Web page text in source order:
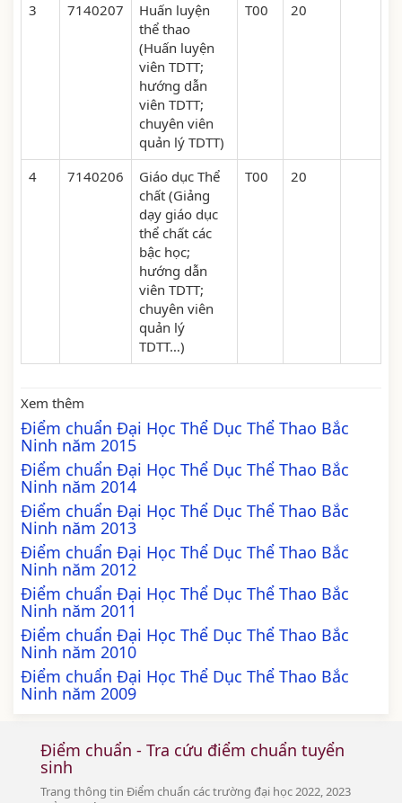
3 7140207
Huấn luyện
thể thao
(Huấn luyện
viên TDTT;
hướng dẫn
viên TDTT;
chuyên viên
quản lý TDTT)
T00 20
4 7140206
Giáo dục Thể
chất (Giảng
dạy giáo dục
thể chất các
bậc học;
hướng dẫn
viên TDTT;
chuyên viên
quản lý
TDTT…)
T00 20
Xem thêm
Điểm chuẩn Đại Học Thể Dục Thể Thao Bắc
Ninh năm 2015
Điểm chuẩn Đại Học Thể Dục Thể Thao Bắc
Ninh năm 2014
Điểm chuẩn Đại Học Thể Dục Thể Thao Bắc
Ninh năm 2013
Điểm chuẩn Đại Học Thể Dục Thể Thao Bắc
Ninh năm 2012
Điểm chuẩn Đại Học Thể Dục Thể Thao Bắc
Ninh năm 2011
Điểm chuẩn Đại Học Thể Dục Thể Thao Bắc
Ninh năm 2010
Điểm chuẩn Đại Học Thể Dục Thể Thao Bắc
Ninh năm 2009
Điểm chuẩn - Tra cứu điểm chuẩn tuyển
sinh
Trang thông tin Điểm chuẩn các trường đại học 2022, 2023